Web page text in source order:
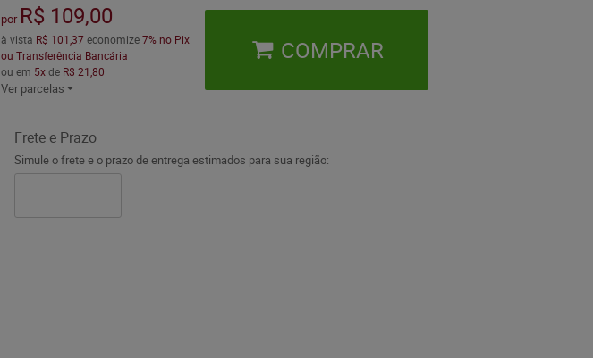
por R$ 109,00
à vista R$ 101,37economize7% no Pix
ou Transferência Bancária
ou em 5xde R$ 21,80
Ver parcelas
COMPRAR
Frete e Prazo
Simule o frete e o prazo de entrega estimados para sua região: